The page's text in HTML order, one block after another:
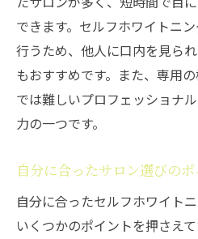
できます。セルフホワイトニ
行うため、他人に口内を見ら
もおすすめです。また、専用
では難しいプロフェッショナ
力の一つです。
自分に合ったサロン選びのポ
自分に合ったセルフホワイト
いくつかのポイントを押さえ